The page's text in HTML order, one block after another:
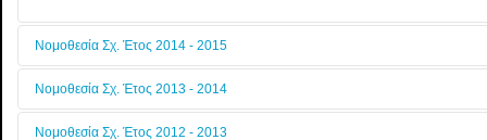
Νομοθεσία Σχ. Έτος 2014 - 2015
σχολ. έτος 2014-15_Φ.2.1/572α/16-01-2015 (Δ.Δ.Ε. Ηρακλείου)
Νομοθεσία Σχ. Έτος 2013 - 2014
Νομοθεσία Σχ. Έτος 2012 - 2013